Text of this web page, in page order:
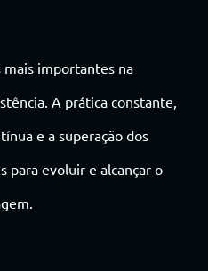
importantes na
A prática constante,
e a superação dos
para evoluir e alcançar o